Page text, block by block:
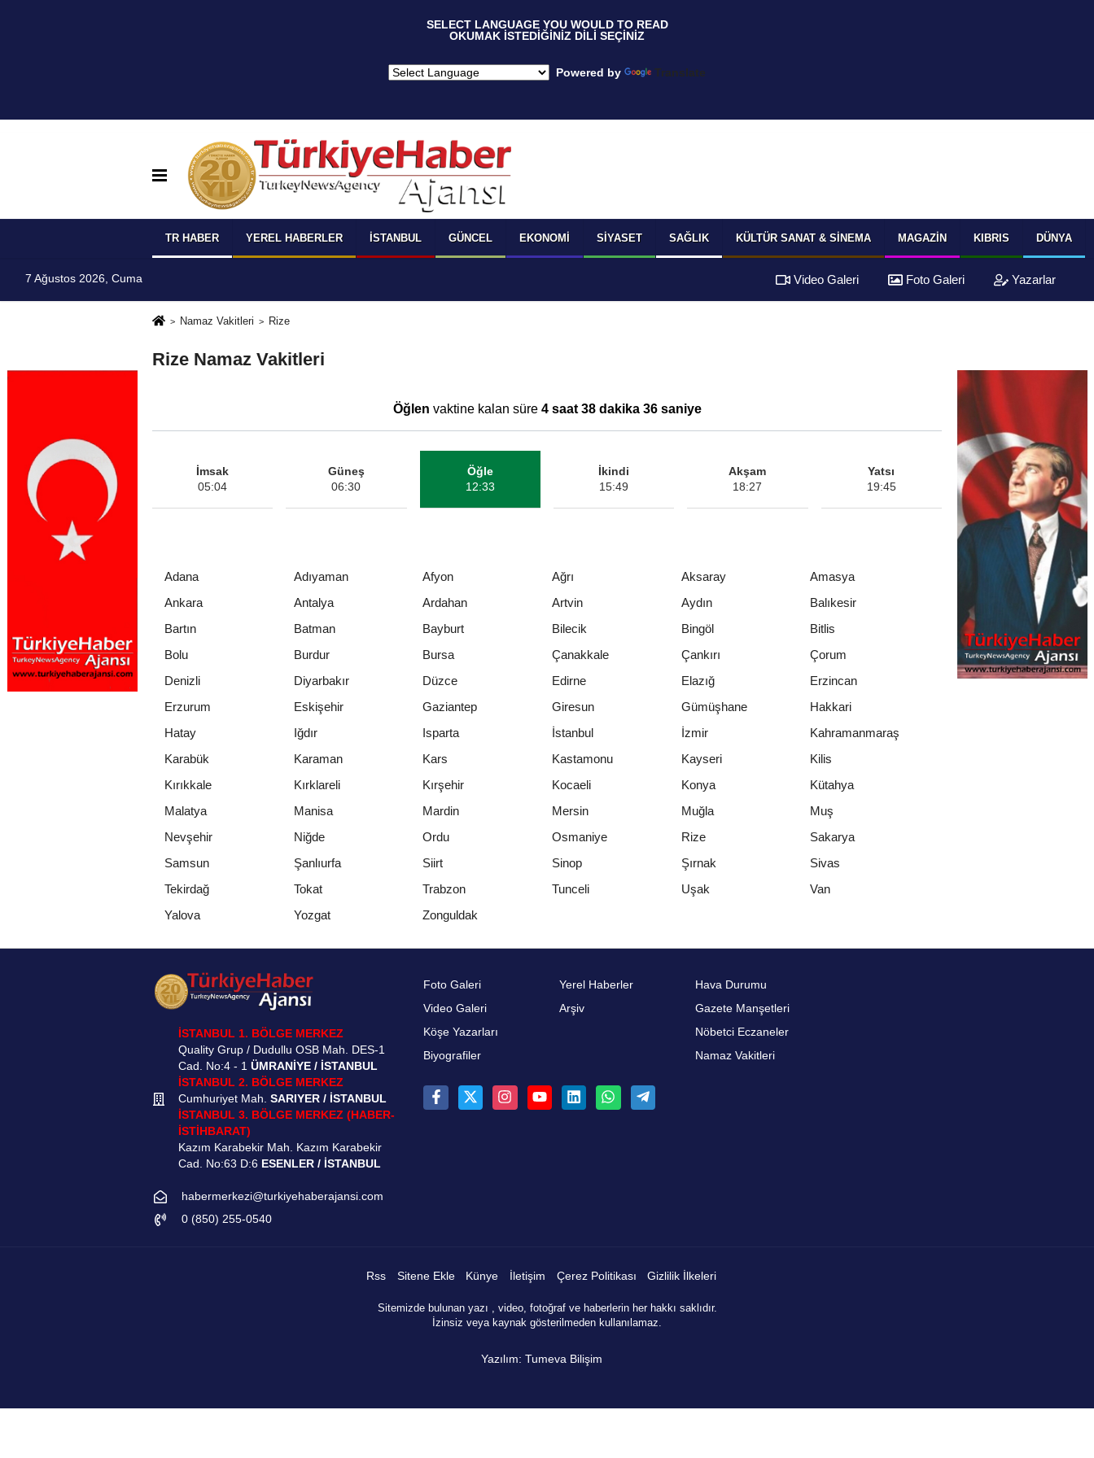
SELECT LANGUAGE YOU WOULD TO READ
OKUMAK İSTEDİĞİNİZ DİLİ SEÇİNİZ
Powered by Translate
TR HABER YEREL HABERLER İSTANBUL GÜNCEL EKONOMI SIYASET SAĞLIK KÜLTÜR SANAT & SINEMA MAGAZIN KIBRIS DÜNYA
7 Ağustos 2026, Cuma Video Galeri Foto Galeri Yazarlar
Namaz Vakitleri Rize
Rize Namaz Vakitleri
Öğlen vaktine kalan süre 4 saat 38 dakika 36 saniye
İmsak
05:04
Güneş
06:30
Öğle
12:33
İkindi
15:49
Akşam
18:27
Yatsı
19:45
Adana Adıyaman Afyon Ağrı Aksaray
Amasya
Ankara
Antalya Ardahan Artvin Aydın
Balıkesir
Bartın
Batman Bayburt Bilecik Bingöl
Bitlis
Bolu
Burdur Bursa Çanakkale Çankırı
Çorum
Denizli
Diyarbakır Düzce Edirne Elazığ
Erzincan
Erzurum
Eskişehir Gaziantep Giresun Gümüşhane
Hakkari
Hatay
Iğdır Isparta İstanbul İzmir
Kahramanmaraş
Karabük
Karaman Kars Kastamonu Kayseri
Kilis
Kırıkkale
Kırklareli Kırşehir Kocaeli Konya
Kütahya
Malatya
Manisa Mardin Mersin Muğla
Muş
Nevşehir
Niğde Ordu Osmaniye Rize
Sakarya
Samsun
Şanlıurfa Siirt Sinop Şırnak
Sivas
Tekirdağ
Tokat Trabzon Tunceli Uşak
Van
Yalova
Yozgat Zonguldak
İSTANBUL 1. BÖLGE MERKEZ
Quality Grup / Dudullu OSB Mah. DES-1
Cad. No:4 - 1 ÜMRANİYE / İSTANBUL
İSTANBUL 2. BÖLGE MERKEZ
Cumhuriyet Mah. SARIYER / İSTANBUL
İSTANBUL 3. BÖLGE MERKEZ (HABER-
İSTİHBARAT)
Kazım Karabekir Mah. Kazım Karabekir
Cad. No:63 D:6 ESENLER / İSTANBUL
habermerkezi@turkiyehaberajansi.com
0 (850) 255-0540
Foto Galeri
Video Galeri
Köşe Yazarları
Biyografiler
Yerel Haberler
Arşiv
Hava Durumu
Gazete Manşetleri
Nöbetci Eczaneler
Namaz Vakitleri
Rss Sitene Ekle Künye İletişim Çerez Politikası Gizlilik İlkeleri
Sitemizde bulunan yazı , video, fotoğraf ve haberlerin her hakkı saklıdır.
İzinsiz veya kaynak gösterilmeden kullanılamaz.
Yazılım: Tumeva Bilişim